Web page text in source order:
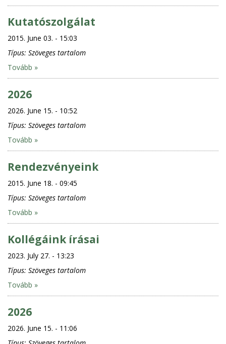
Kutatószolgálat
2015. June 03. - 15:03
Típus: Szöveges tartalom
Tovább »
2026
2026. June 15. - 10:52
Típus: Szöveges tartalom
Tovább »
Rendezvényeink
2015. June 18. - 09:45
Típus: Szöveges tartalom
Tovább »
Kollégáink írásai
2023. July 27. - 13:23
Típus: Szöveges tartalom
Tovább »
2026
2026. June 15. - 11:06